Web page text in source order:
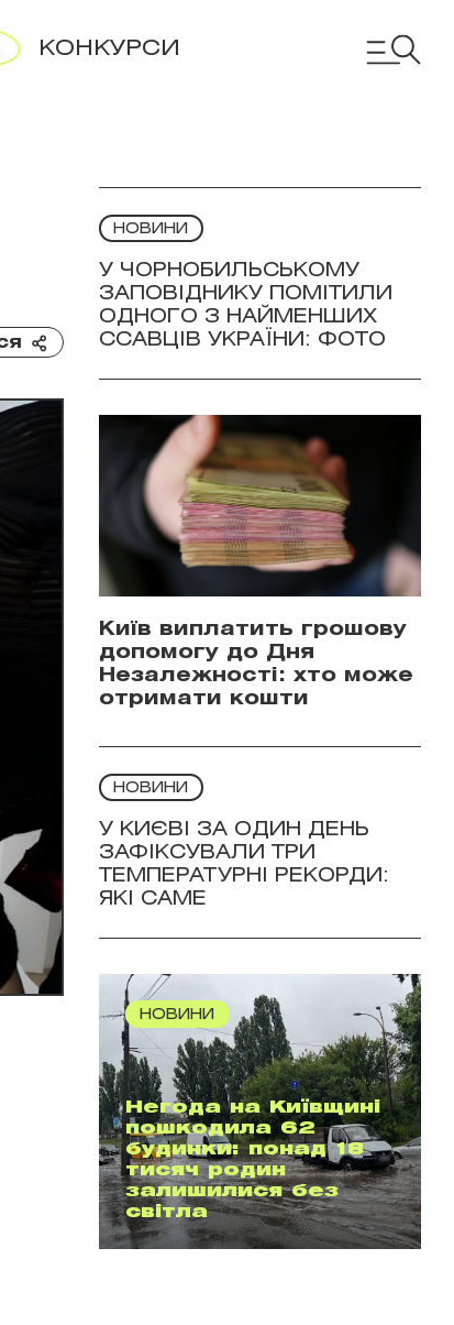
КОНКУРСИ
НОВИНИ
У ЧОРНОБИЛЬСЬКОМУ
ЗАПОВІДНИКУ ПОМІТИЛИ
ОДНОГО З НАЙМЕНШИХ
ССАВЦІВ УКРАЇНИ: ФОТО
Київ виплатить грошову
допомогу до Дня
Незалежності: хто може
отримати кошти
НОВИНИ
У КИЄВІ ЗА ОДИН ДЕНЬ
ЗАФІКСУВАЛИ ТРИ
ТЕМПЕРАТУРНІ РЕКОРДИ:
ЯКІ САМЕ
НОВИНИ
Негода на Київщині
пошкодила 62
будинки: понад 18
тисяч родин
залишилися без
світла